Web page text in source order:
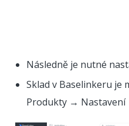
Následně je nutné
Sklad v Baselinkeru je
Produkty →